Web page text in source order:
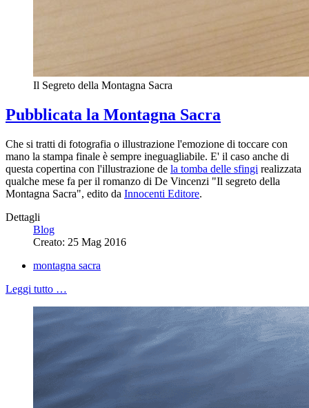
Il Segreto della Montagna Sacra
Pubblicata la Montagna Sacra
Che si tratti di fotografia o illustrazione l'emozione di toccare con
mano la stampa finale è sempre ineguagliabile. E' il caso anche di
questa copertina con l'illustrazione de la tomba delle sfingi realizzata
qualche mese fa per il romanzo di De Vincenzi "Il segreto della
Montagna Sacra", edito da Innocenti Editore.
Dettagli
Blog
Creato: 25 Mag 2016
montagna sacra
Leggi tutto …